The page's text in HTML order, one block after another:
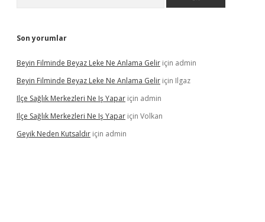
Son yorumlar
Beyin Filminde Beyaz Leke Ne Anlama Gelir için admin
Beyin Filminde Beyaz Leke Ne Anlama Gelir için Ilgaz
Ilçe Sağlık Merkezleri Ne Iş Yapar için admin
Ilçe Sağlık Merkezleri Ne Iş Yapar için Volkan
Geyik Neden Kutsaldır için admin